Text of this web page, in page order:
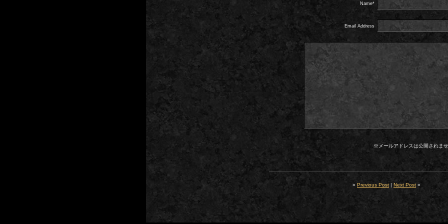
Name*
Email Address
※メールアドレスは公開され
« Previous Post | Next Post »